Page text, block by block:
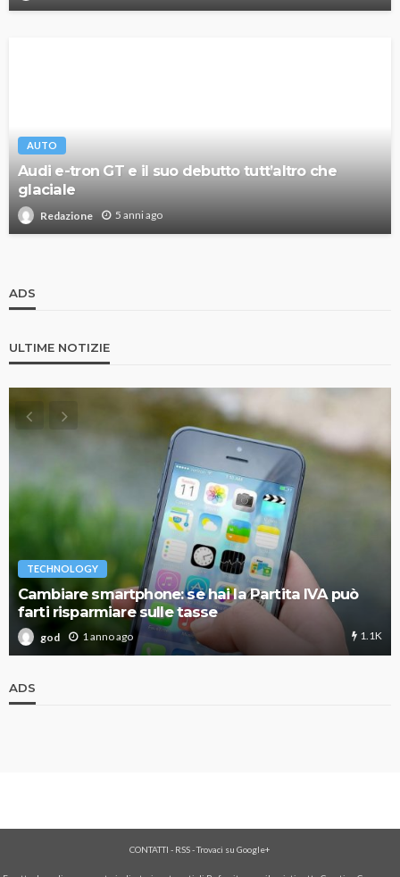
AUTO
Audi e-tron GT e il suo debutto tutt’altro che
glaciale
Redazione 5 anni ago
ADS
ULTIME NOTIZIE
TECHNOLOGY
Cambiare smartphone: se hai la Partita IVA può
farti risparmiare sulle tasse
god 1 anno ago 1.1K
ADS
CONTATTI - RSS-Trovaci su Google+